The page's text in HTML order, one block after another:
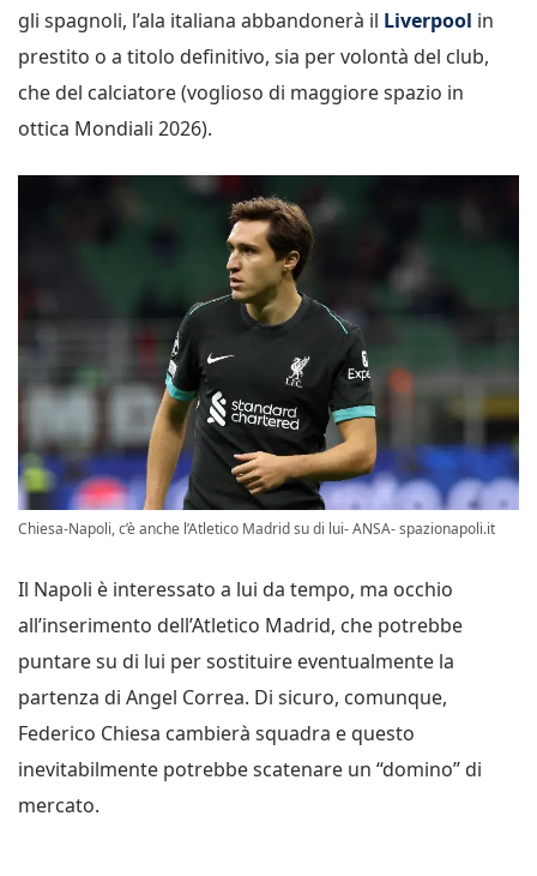
gli spagnoli, l’ala italiana abbandonerà il Liverpool in
prestito o a titolo definitivo, sia per volontà del club,
che del calciatore (voglioso di maggiore spazio in
ottica Mondiali 2026).
Chiesa-Napoli, c’è anche l’Atletico Madrid su di lui- ANSA- spazionapoli.it
Il Napoli è interessato a lui da tempo, ma occhio
all’inserimento dell’Atletico Madrid, che potrebbe
puntare su di lui per sostituire eventualmente la
partenza di Angel Correa. Di sicuro, comunque,
Federico Chiesa cambierà squadra e questo
inevitabilmente potrebbe scatenare un “domino” di
mercato.